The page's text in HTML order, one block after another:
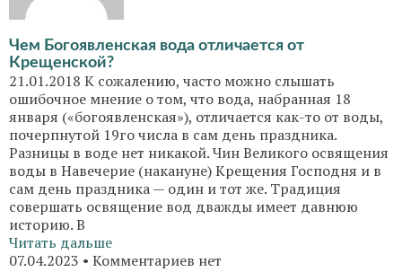
Чем Богоявленская вода отличается от
Крещенской?
21.01.2018 К сожалению, часто можно слышать
ошибочное мнение о том, что вода, набранная 18
января («богоявленская»), отличается как-то от воды,
почерпнутой 19го числа в сам день праздника.
Разницы в воде нет никакой. Чин Великого освящения
воды в Навечерие (накануне) Крещения Господня и в
сам день праздника — один и тот же. Традиция
совершать освящение вод дважды имеет давнюю
историю. В
Читать дальше
07.04.2023
Комментариев нет